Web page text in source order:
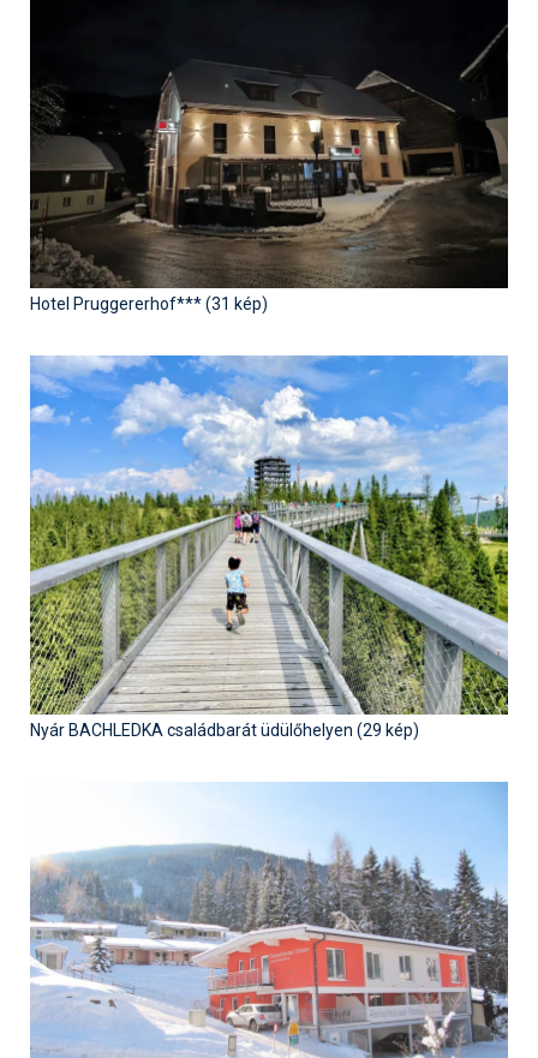
Hotel Pruggererhof*** (31 kép)
Nyár BACHLEDKA családbarát üdülőhelyen (29 kép)